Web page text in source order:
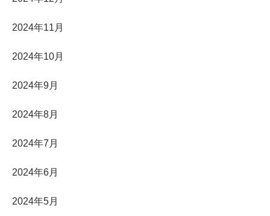
2024年11月
2024年10月
2024年9月
2024年8月
2024年7月
2024年6月
2024年5月